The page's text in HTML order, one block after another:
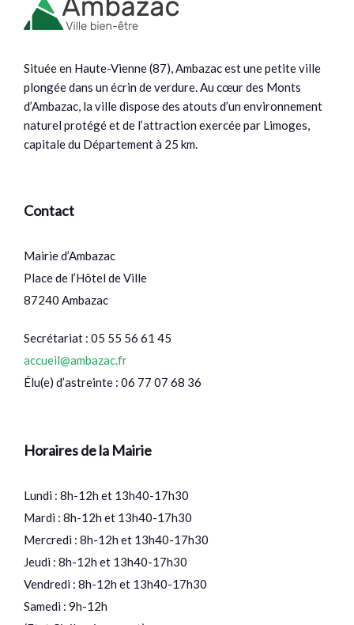
Située en Haute-Vienne (87), Ambazac est une petite ville
plongée dans un écrin de verdure. Au cœur des Monts
d’Ambazac, la ville dispose des atouts d’un environnement
naturel protégé et de l’attraction exercée par Limoges,
capitale du Département à 25 km.
Contact
Mairie d’Ambazac
Place de l’Hôtel de Ville
87240 Ambazac
Secrétariat : 05 55 56 61 45
accueil@ambazac.fr
Élu(e) d’astreinte : 06 77 07 68 36
Horaires de la Mairie
Lundi : 8h-12h et 13h40-17h30
Mardi : 8h-12h et 13h40-17h30
Mercredi : 8h-12h et 13h40-17h30
Jeudi : 8h-12h et 13h40-17h30
Vendredi : 8h-12h et 13h40-17h30
Samedi : 9h-12h